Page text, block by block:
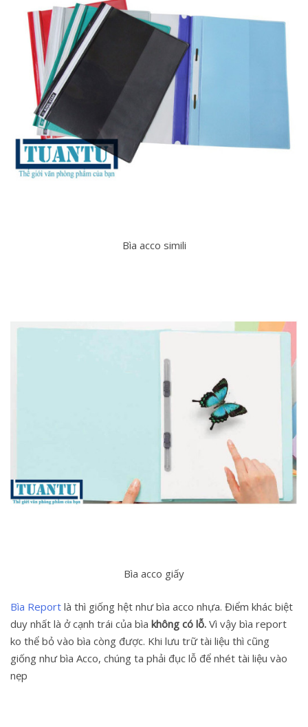
Bìa acco simili
Bìa acco giấy
Bìa Report là thì giống hệt như bìa acco nhựa. Điểm khác biệt
duy nhất là ở cạnh trái của bìa không có lỗ. Vì vậy bìa report
ko thể bỏ vào bìa còng được. Khi lưu trữ tài liệu thì cũng
giống như bìa Acco, chúng ta phải đục lỗ để nhét tài liệu vào
nẹp